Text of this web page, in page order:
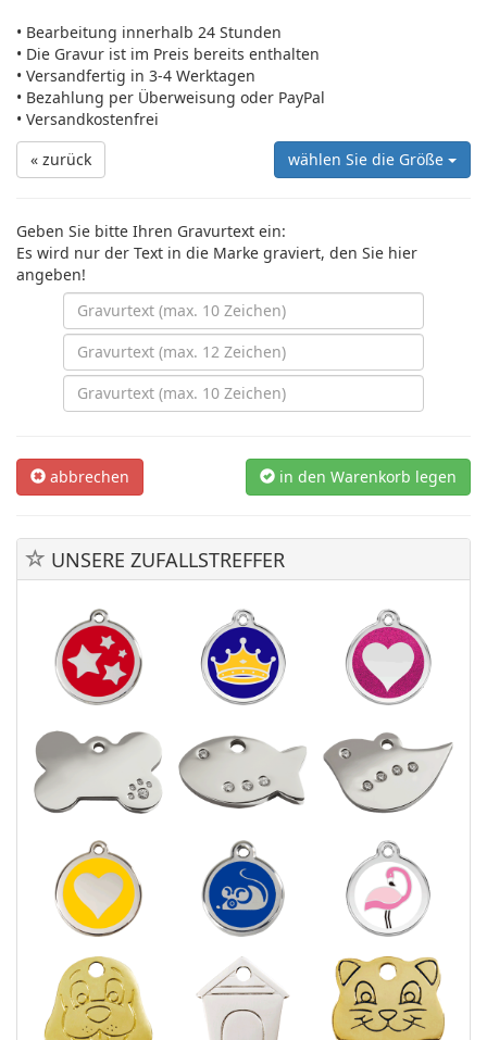
• Bearbeitung innerhalb 24 Stunden
• Die Gravur ist im Preis bereits enthalten
• Versandfertig in 3-4 Werktagen
• Bezahlung per Überweisung oder PayPal
• Versandkostenfrei
« zurück
wählen Sie die Größe
Geben Sie bitte Ihren Gravurtext ein:
Es wird nur der Text in die Marke graviert, den Sie hier
angeben!
abbrechen in den Warenkorb legen
UNSERE ZUFALLSTREFFER